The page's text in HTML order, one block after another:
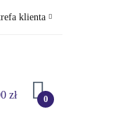
klienta
zgłoszenie
zł 0